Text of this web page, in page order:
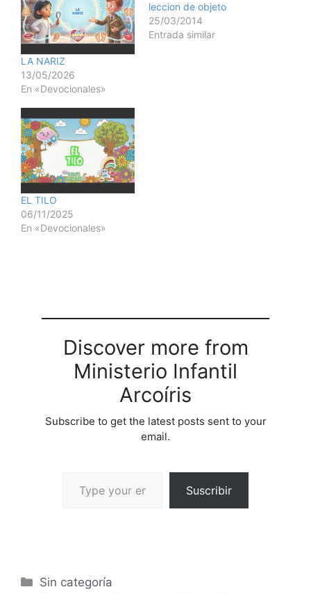
LA NARIZ
13/05/2026
En «Devocionales»
leccion de objeto
25/03/2014
Entrada similar
EL TILO
06/11/2025
En «Devocionales»
Discover more from
Ministerio Infantil
Arcoíris
Subscribe to get the latest posts sent to your
email.
Suscribir
Sin categoría